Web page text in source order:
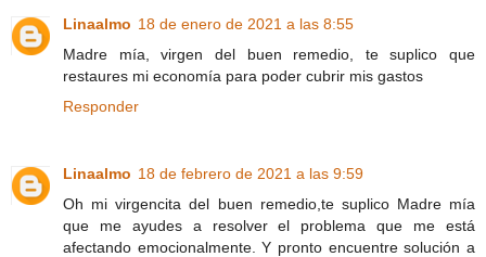
Linaalmo 18 de enero de 2021 a las 8:55
Madre mía, virgen del buen remedio, te suplico que
restaures mi economía para poder cubrir mis gastos
Responder
Linaalmo 18 de febrero de 2021 a las 9:59
Oh mi virgencita del buen remedio,te suplico Madre mía
que me ayudes a resolver el problema que me está
afectando emocionalmente. Y pronto encuentre solución a